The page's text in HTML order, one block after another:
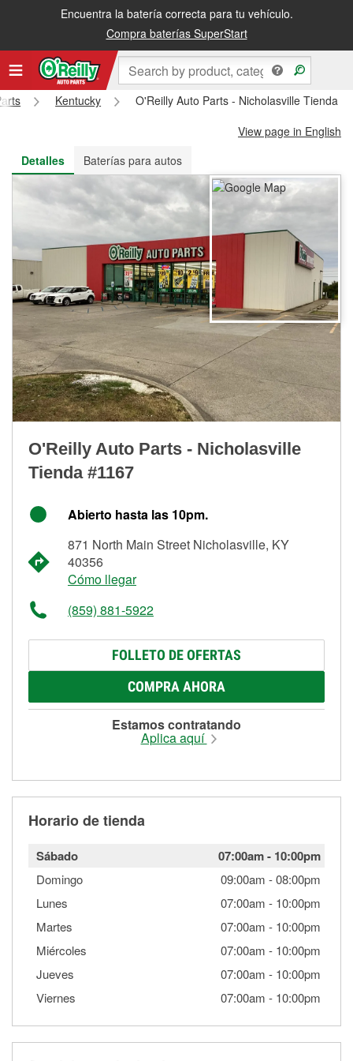
Encuentra la batería correcta para tu vehículo.
Compra baterías SuperStart
Recibe tu orden gratis al día siguiente o recógela en la tienda
Kentucky
O'Reilly Auto Parts - Nicholasville Tienda
View page in English
Detalles
Baterías para autos
O'Reilly Auto Parts - Nicholasville
Tienda #1167
Abierto hasta las 10pm.
871 North Main Street Nicholasville, KY
40356
Cómo llegar
(859) 881-5922
FOLLETO DE OFERTAS
COMPRA AHORA
Estamos contratando
Aplica aquí
Horario de tienda
Sábado 07:00am- 10:00pm
Domingo 09:00am -08:00pm
Lunes
07:00am - 10:00pm
Martes
07:00am - 10:00pm
Miércoles
07:00am - 10:00pm
Jueves
07:00am - 10:00pm
Viernes
07:00am - 10:00pm